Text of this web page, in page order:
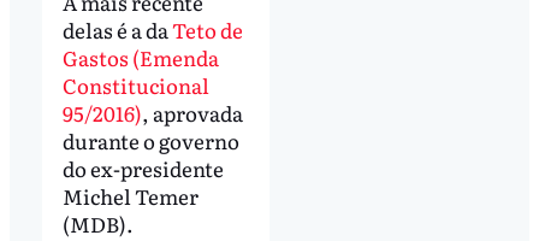
delas é a daTeto de
Gastos (Emenda
Constitucional
95/2016), aprovada
durante o governo
do ex-presidente
Michel Temer
(MDB).